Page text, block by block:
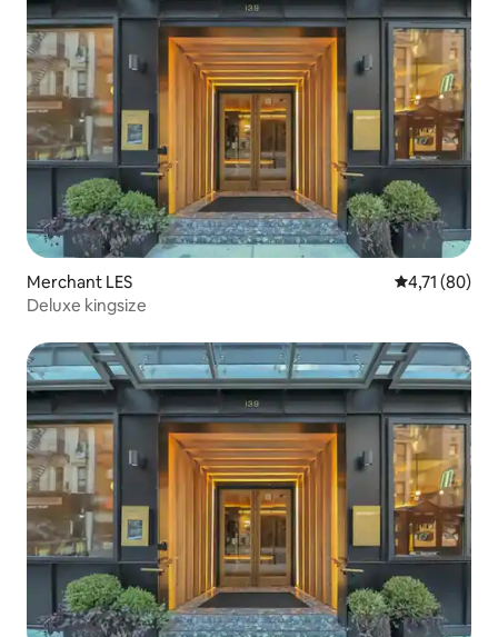
Merchant LES Gemiddelde
4,71 (80)
Deluxe kingsize